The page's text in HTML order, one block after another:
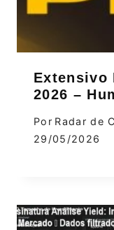
Extensivo
2026 –
Por Radar de
29/05/2026